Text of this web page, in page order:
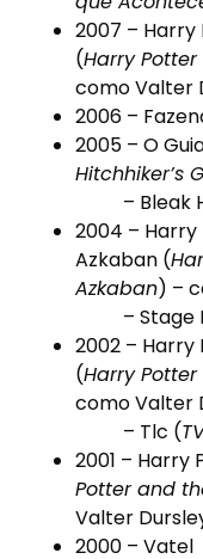
2007 – Harry
(Harry
comoValter
2006 –
2005 –O
Hitchhiker’s
– Bleak
2004 –
Azkaban (
Azkaban) –
–Stage
2002 – Harry
(Harry
comoValter
– Tlc (
2001 – Harry
Potter and
Valter
2000 – Vatel